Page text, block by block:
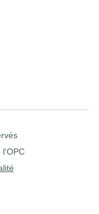
l'OPC